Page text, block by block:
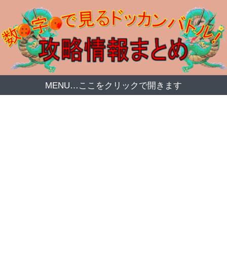
MENU…ここをクリックで開きます